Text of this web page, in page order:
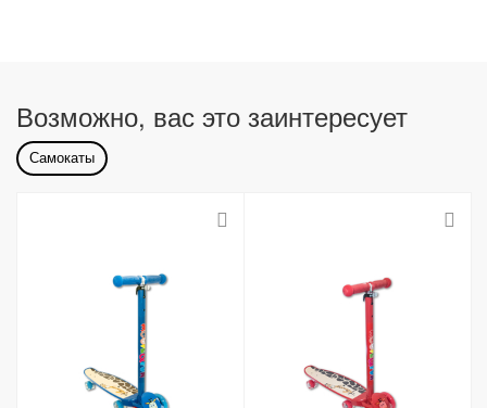
Возможно, вас это заинтересует
Самокаты